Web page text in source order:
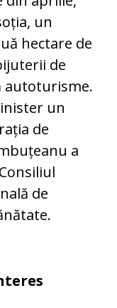
un
hectare de
de
autoturisme.
un
de
a
de